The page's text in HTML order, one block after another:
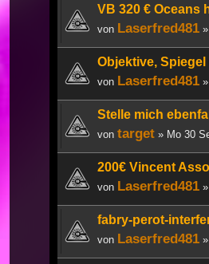
VB 320 € Oceans
von Laserfred481
Objektive, Spiegel
von Laserfred481
Stelle mich
von target » Mo 30
200€ Vincent
von Laserfred481
fabry-perot-
von Laserfred481